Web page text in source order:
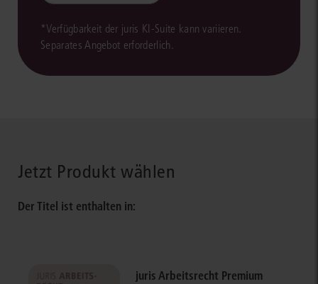
*Verfügbarkeit der juris KI-Suite kann variieren.
Separates Angebot erforderlich.
Jetzt Produkt wählen
Der Titel ist enthalten in:
juris Arbeitsrecht Premium